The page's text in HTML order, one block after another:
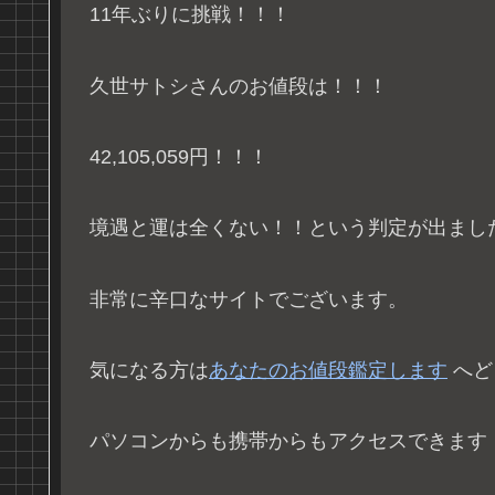
11年ぶりに挑戦！！！
久世サトシさんのお値段は！！！
42,105,059円！！！
境遇と運は全くない！！という判定が出まし
非常に辛口なサイトでございます。
気になる方はあなたのお値段鑑定します へど
パソコンからも携帯からもアクセスできます